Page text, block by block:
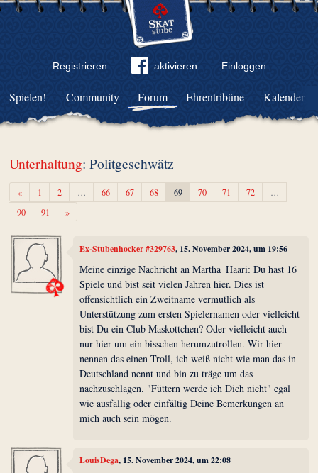
Registrieren aktivieren Einloggen
Community Forum Ehrentribüne Kalender
Spielen!
Unterhaltung: Politgeschwätz
«Zurück1 2 … 66 67 68 69 70 71 72
…
90
91 »Weiter
Ex-Stubenhocker #329763, 15. November 2024, um 19:56
Meine einzige Nachricht an Martha_Haari: Du hast 16
Spiele und bist seit vielen Jahren hier. Dies ist
offensichtlich ein Zweitname vermutlich als
Unterstützung zum ersten Spielernamen oder vielleicht
bist Du ein Club Maskottchen? Oder vielleicht auch
nur hier um ein bisschen herumzutrollen. Wir hier
nennen das einen Troll, ich weiß nicht wie man das in
Deutschland nennt und bin zu träge um das
nachzuschlagen. "Füttern werde ich Dich nicht" egal
wie ausfällig oder einfältig Deine Bemerkungen an
mich auch sein mögen.
LouisDega, 15. November 2024, um 22:08